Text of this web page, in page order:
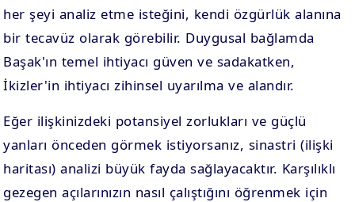
her şeyi analiz etme isteğini, kendi özgürlük alanına
bir tecavüz olarak görebilir. Duygusal bağlamda
Başak'ın temel ihtiyacı güven ve sadakatken,
İkizler'in ihtiyacı zihinsel uyarılma ve alandır.
Eğer ilişkinizdeki potansiyel zorlukları ve güçlü
yanları önceden görmek istiyorsanız, sinastri (ilişki
haritası) analizi büyük fayda sağlayacaktır. Karşılıklı
gezegen açılarınızın nasıl çalıştığını öğrenmek için